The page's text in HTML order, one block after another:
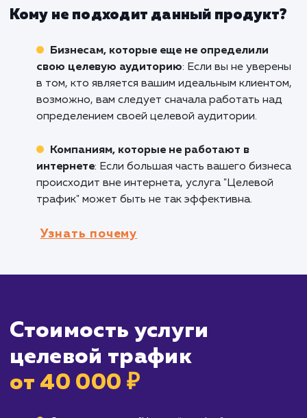
аудитории, услуга "Целевой трафик"
вам привлечь именно тех людей, которые в
наибольшей степени заинтересованы в
товарах или услугах.
Интернет-магазинам и e-commerce
проектам: Целевой трафик прекрасно
покупателей, которые ищут именно те
или услуги, которые вы предлагаете.
конкуренцией: Если вы работаете в
Кому не подходит данный
Бизнесам, которые еще не определили